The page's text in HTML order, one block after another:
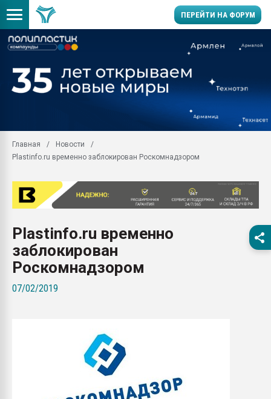
ПЕРЕЙТИ НА ФОРУМ
производство SPC
заводу пластмасс"
Подмосковье, Москва
28.07.2026
28.07.2026
Главная
Новости
Plastinfo.ru временно заблокирован Роскомнадзором
Plastinfo.ru временно
заблокирован
Роскомнадзором
07/02/2019